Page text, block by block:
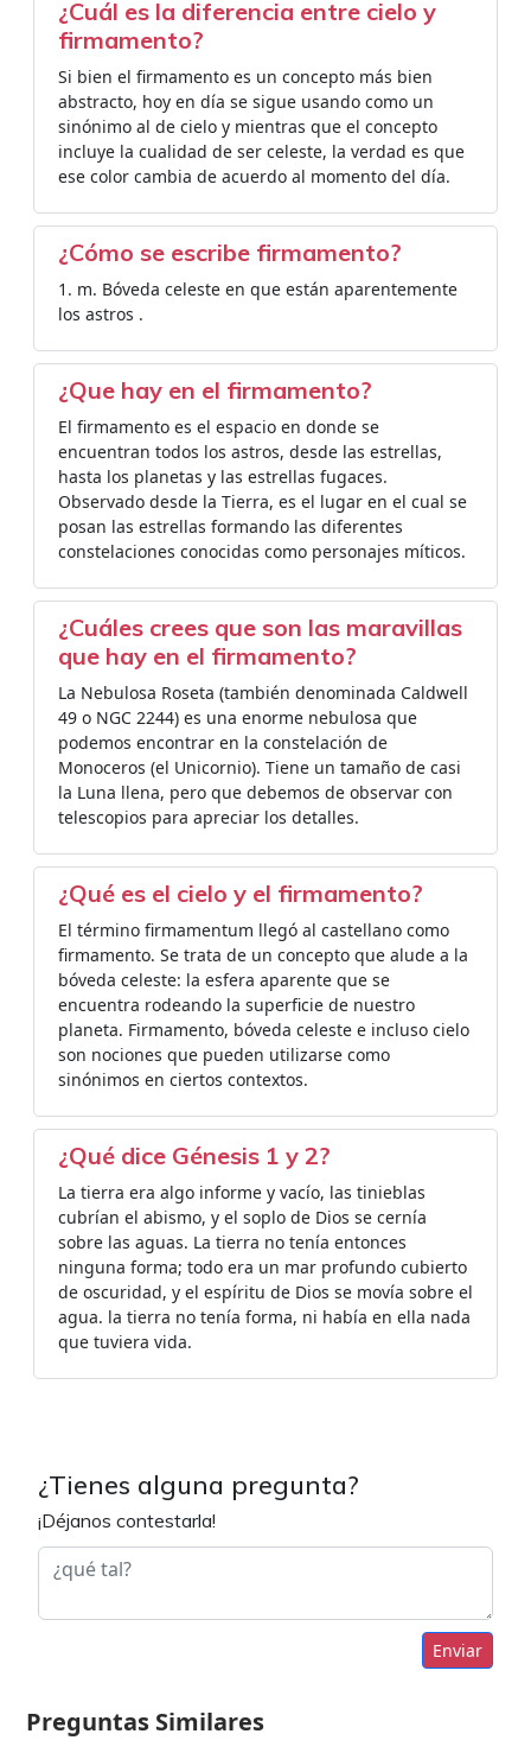
¿Cuál es la diferencia entre cielo y
firmamento?
Si bien el firmamento es un concepto más bien
abstracto, hoy en día se sigue usando como un
sinónimo al de cielo y mientras que el concepto
incluye la cualidad de ser celeste, la verdad es que
ese color cambia de acuerdo al momento del día.
¿Cómo se escribe firmamento?
1. m. Bóveda celeste en que están aparentemente
los astros .
¿Que hay en el firmamento?
El firmamento es el espacio en donde se
encuentran todos los astros, desde las estrellas,
hasta los planetas y las estrellas fugaces.
Observado desde la Tierra, es el lugar en el cual se
posan las estrellas formando las diferentes
constelaciones conocidas como personajes míticos.
¿Cuáles crees que son las maravillas
que hay en el firmamento?
La Nebulosa Roseta (también denominada Caldwell
49 o NGC 2244) es una enorme nebulosa que
podemos encontrar en la constelación de
Monoceros (el Unicornio). Tiene un tamaño de casi
la Luna llena, pero que debemos de observar con
telescopios para apreciar los detalles.
¿Qué es el cielo y el firmamento?
El término firmamentum llegó al castellano como
firmamento. Se trata de un concepto que alude a la
bóveda celeste: la esfera aparente que se
encuentra rodeando la superficie de nuestro
planeta. Firmamento, bóveda celeste e incluso cielo
son nociones que pueden utilizarse como
sinónimos en ciertos contextos.
¿Qué dice Génesis 1 y 2?
La tierra era algo informe y vacío, las tinieblas
cubrían el abismo, y el soplo de Dios se cernía
sobre las aguas. La tierra no tenía entonces
ninguna forma; todo era un mar profundo cubierto
de oscuridad, y el espíritu de Dios se movía sobre el
agua. la tierra no tenía forma, ni había en ella nada
que tuviera vida.
¿Tienes alguna pregunta?
¡Déjanos contestarla!
Enviar
Preguntas Similares